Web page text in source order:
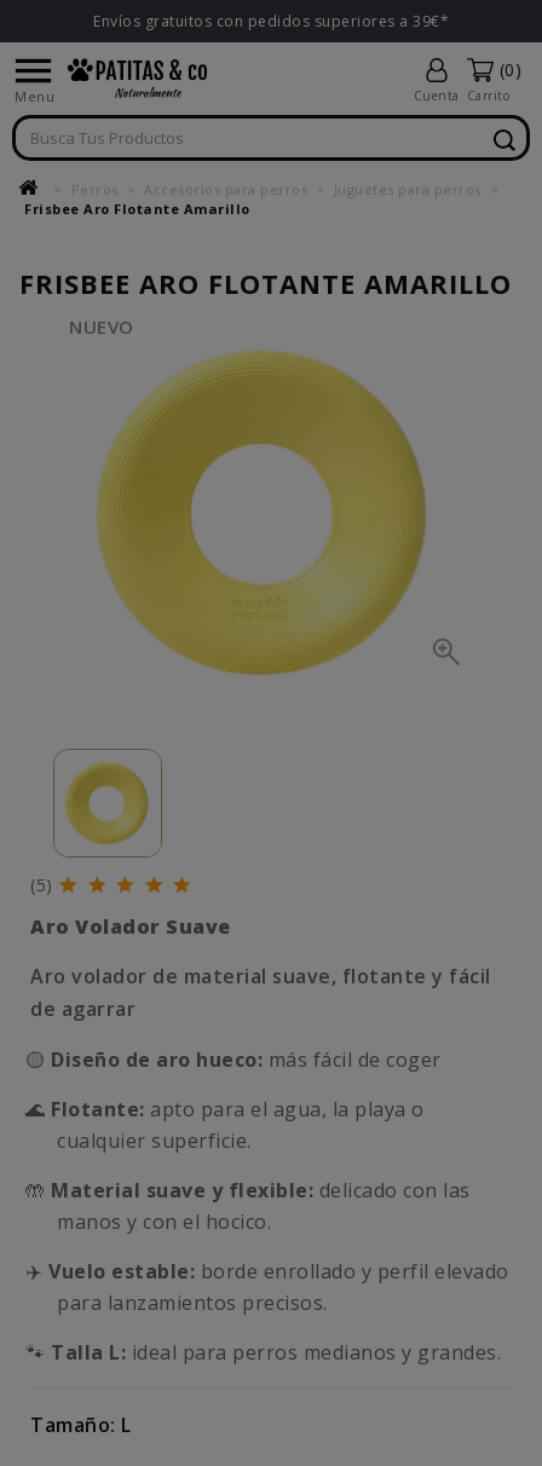
Envíos gratuitos con pedidos superiores a 39€*

Menu Cuenta
(0)
Carrito
Perros Accesorios para perros
Juguetes para perros
Frisbee Aro Flotante Amarillo
FRISBEE ARO FLOTANTE AMARILLO
NUEVO
(5)
Aro Volador Suave
Aro volador de material suave, flotante y fácil
de agarrar
🟡 Diseño de aro hueco: más fácil de coger
🌊 Flotante: apto para el agua, la playa o
cualquier superficie.
🤲 Material suave y flexible: delicado con las
manos y con el hocico.
✈️ Vuelo estable: borde enrollado y perfil elevado
para lanzamientos precisos.
🐾 Talla L: ideal para perros medianos y grandes.
Tamaño: L